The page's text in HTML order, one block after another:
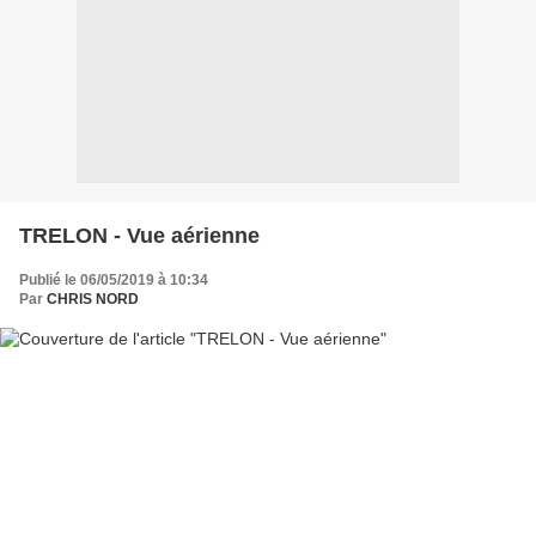
TRELON - Vue aérienne
Publié le 06/05/2019 à 10:34
Par CHRIS NORD